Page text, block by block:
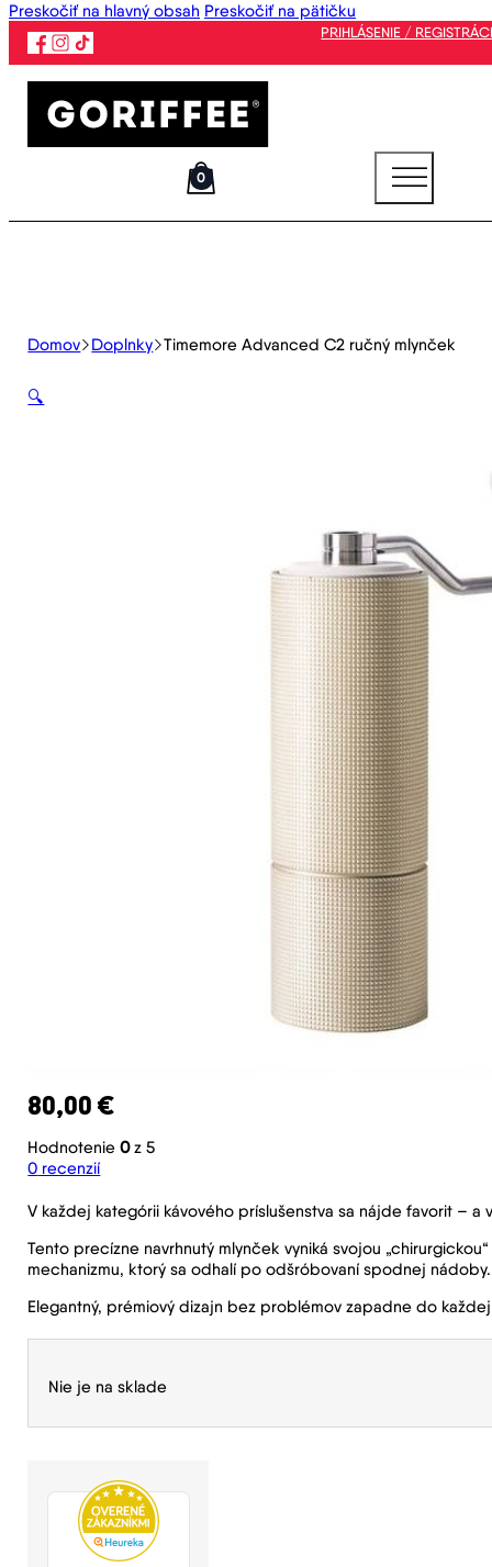
Preskočiť na hlavný obsah Preskočiť na pätičku
PRIHLÁSENIE /
0
Domov Doplnky Timemore Advanced C2 ručný mlynček
🔍
80,00 €
Hodnotenie0z 5
0 recenzií
V každej kategórii kávového príslušenstva sa nájde favorit –
Tento precízne navrhnutý mlynček vyniká svojou
mechanizmu, ktorý sa odhalí po odšróbovaní spodnej nádoby.
Elegantný, prémiový dizajn bez problémov zapadne do
Nie je na sklade